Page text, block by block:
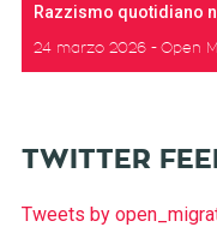
Razzismo quotidiano
24 marzo 2026 Open
TWITTER
Tweets by